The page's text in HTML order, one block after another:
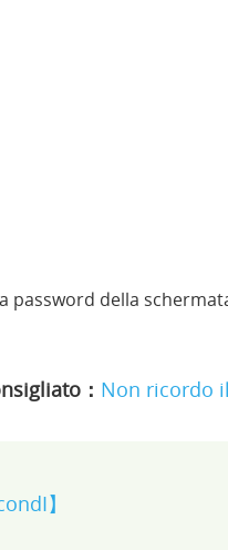
password della
： Non ricordo